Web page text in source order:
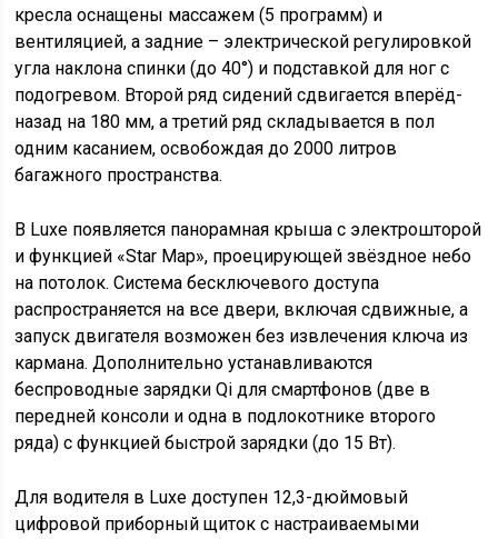
кресла оснащены массажем (5 программ) и
вентиляцией, а задние – электрической регулировкой
угла наклона спинки (до 40°) и подставкой для ног с
подогревом. Второй ряд сидений сдвигается вперёд-
назад на 180 мм, а третий ряд складывается в пол
одним касанием, освобождая до 2000 литров
багажного пространства.
В Luxe появляется панорамная крыша с электрошторой
и функцией «Star Map», проецирующей звёздное небо
на потолок. Система бесключевого доступа
распространяется на все двери, включая сдвижные, а
запуск двигателя возможен без извлечения ключа из
кармана. Дополнительно устанавливаются
беспроводные зарядки Qi для смартфонов (две в
передней консоли и одна в подлокотнике второго
ряда) с функцией быстрой зарядки (до 15 Вт).
Для водителя в Luxe доступен 12,3-дюймовый
цифровой приборный щиток с настраиваемыми